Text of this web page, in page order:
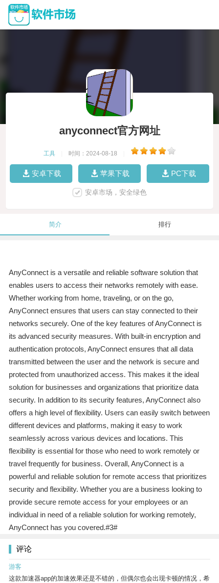
anyconnect官方网址
工具 时间：2024-08-18
安卓下载 苹果下载 PC下载
安卓市场，安全绿色
简介 排行
AnyConnect is a versatile and reliable software solution that
enables users to access their networks remotely with ease.
Whether working from home, traveling, or on the go,
AnyConnect ensures that users can stay connected to their
networks securely. One of the key features of AnyConnect is
its advanced security measures. With built-in encryption and
authentication protocols, AnyConnect ensures that all data
transmitted between the user and the network is secure and
protected from unauthorized access. This makes it the ideal
solution for businesses and organizations that prioritize data
security. In addition to its security features, AnyConnect also
offers a high level of flexibility. Users can easily switch between
different devices and platforms, making it easy to work
seamlessly across various devices and locations. This
flexibility is essential for those who need to work remotely or
travel frequently for business. Overall, AnyConnect is a
powerful and reliable solution for remote access that prioritizes
security and flexibility. Whether you are a business looking to
provide secure remote access for your employees or an
individual in need of a reliable solution for working remotely,
AnyConnect has you covered.#3#
评论
游客
这款加速器app的加速效果还是不错的，但偶尔也会出现卡顿的情况，希